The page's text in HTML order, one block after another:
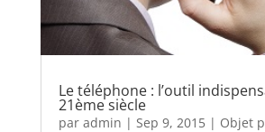
Le téléphone : l’outil
21ème siècle
par admin | Sep 9, 2015| Objet